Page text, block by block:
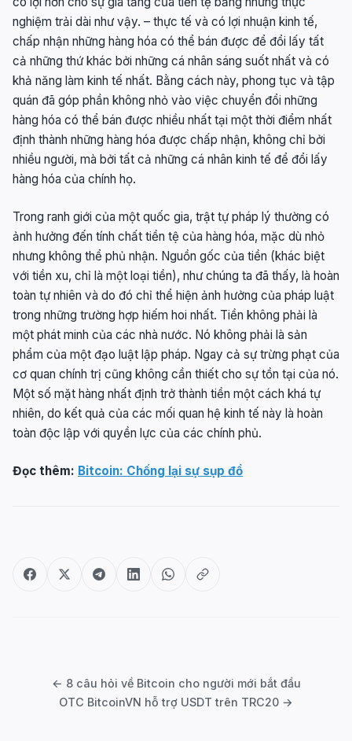
nghiệm trải dài như vậy. – thực tế và có lợi nhuận kinh tế,
chấp nhận những hàng hóa có thể bán được để đổi lấy tất
cả những thứ khác bởi những cá nhân sáng suốt nhất và có
khả năng làm kinh tế nhất. Bằng cách này, phong tục và tập
quán đã góp phần không nhỏ vào việc chuyển đổi những
hàng hóa có thể bán được nhiều nhất tại một thời điểm nhất
định thành những hàng hóa được chấp nhận, không chỉ bởi
nhiều người, mà bởi tất cả những cá nhân kinh tế để đổi lấy
hàng hóa của chính họ.
Trong ranh giới của một quốc gia, trật tự pháp lý thường có
ảnh hưởng đến tính chất tiền tệ của hàng hóa, mặc dù nhỏ
nhưng không thể phủ nhận. Nguồn gốc của tiền (khác biệt
với tiền xu, chỉ là một loại tiền), như chúng ta đã thấy, là hoàn
toàn tự nhiên và do đó chỉ thể hiện ảnh hưởng của pháp luật
trong những trường hợp hiếm hoi nhất. Tiền không phải là
một phát minh của các nhà nước. Nó không phải là sản
phẩm của một đạo luật lập pháp. Ngay cả sự trừng phạt của
cơ quan chính trị cũng không cần thiết cho sự tồn tại của nó.
Một số mặt hàng nhất định trở thành tiền một cách khá tự
nhiên, do kết quả của các mối quan hệ kinh tế này là hoàn
toàn độc lập với quyền lực của các chính phủ.
Đọc thêm: Bitcoin: Chống lại sự sụp đổ
← 8 câu hỏi về Bitcoin cho người mới bắt đầu
OTC BitcoinVN hỗ trợ USDT trên TRC20 →